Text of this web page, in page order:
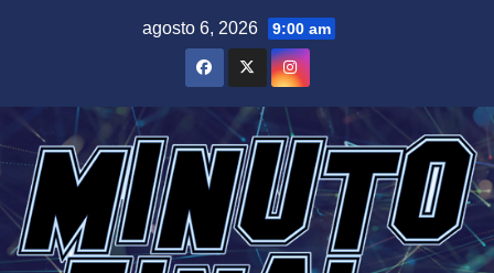
agosto 6, 2026 9:00 am